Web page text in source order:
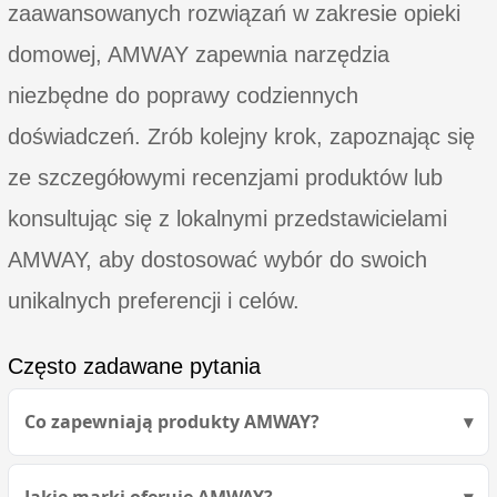
zaawansowanych rozwiązań w zakresie opieki
domowej, AMWAY zapewnia narzędzia
niezbędne do poprawy codziennych
doświadczeń. Zrób kolejny krok, zapoznając się
ze szczegółowymi recenzjami produktów lub
konsultując się z lokalnymi przedstawicielami
AMWAY, aby dostosować wybór do swoich
unikalnych preferencji i celów.
Często zadawane pytania
Co zapewniają produkty AMWAY?